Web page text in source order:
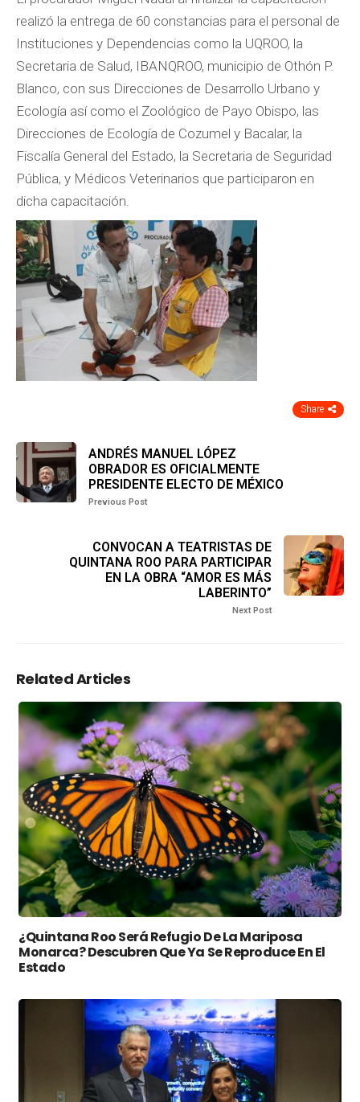
realizó la entrega de 60 constancias para el personal de
Instituciones y Dependencias como la UQROO, la
Secretaria de Salud, IBANQROO, municipio de Othón P.
Blanco, con sus Direcciones de Desarrollo Urbano y
Ecología así como el Zoológico de Payo Obispo, las
Direcciones de Ecología de Cozumel y Bacalar, la
Fiscalía General del Estado, la Secretaria de Seguridad
Pública, y Médicos Veterinarios que participaron en
dicha capacitación.
Share
ANDRÉS MANUEL LÓPEZ
OBRADOR ES OFICIALMENTE
PRESIDENTE ELECTO DE MÉXICO
Previous Post
CONVOCAN A TEATRISTAS DE
QUINTANA ROO PARA PARTICIPAR
EN LA OBRA “AMOR ES MÁS
LABERINTO”
Next Post
Related Articles
¿Quintana Roo Será Refugio De La Mariposa
Monarca? Descubren Que Ya Se Reproduce En El
Estado